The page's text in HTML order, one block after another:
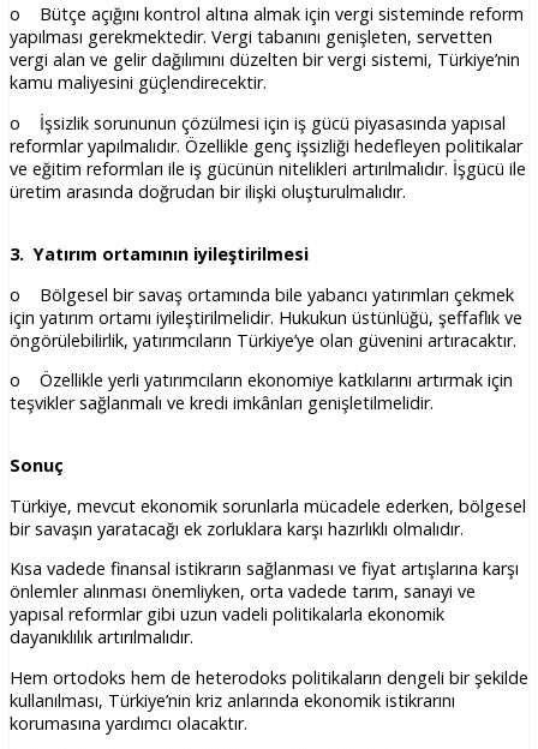
o Bütçe açığını kontrol altına almak için vergi sisteminde reform
yapılması gerekmektedir. Vergi tabanını genişleten, servetten
vergi alan ve gelir dağılımını düzelten bir vergi sistemi, Türkiye’nin
kamu maliyesini güçlendirecektir.
o İşsizlik sorununun çözülmesi için iş gücü piyasasında yapısal
reformlar yapılmalıdır. Özellikle genç işsizliği hedefleyen politikalar
ve eğitim reformları ile iş gücünün nitelikleri artırılmalıdır. İşgücü ile
üretim arasında doğrudan bir ilişki oluşturulmalıdır.
3. Yatırım ortamının iyileştirilmesi
o Bölgesel bir savaş ortamında bile yabancı yatırımları çekmek
için yatırım ortamı iyileştirilmelidir. Hukukun üstünlüğü, şeffaflık ve
öngörülebilirlik, yatırımcıların Türkiye’ye olan güvenini artıracaktır.
o Özellikle yerli yatırımcıların ekonomiye katkılarını artırmak için
teşvikler sağlanmalı ve kredi imkânları genişletilmelidir.
Sonuç
Türkiye, mevcut ekonomik sorunlarla mücadele ederken, bölgesel
bir savaşın yaratacağı ek zorluklara karşı hazırlıklı olmalıdır.
Kısa vadede finansal istikrarın sağlanması ve fiyat artışlarına karşı
önlemler alınması önemliyken, orta vadede tarım, sanayi ve
yapısal reformlar gibi uzun vadeli politikalarla ekonomik
dayanıklılık artırılmalıdır.
Hem ortodoks hem de heterodoks politikaların dengeli bir şekilde
kullanılması, Türkiye’nin kriz anlarında ekonomik istikrarını
korumasına yardımcı olacaktır.